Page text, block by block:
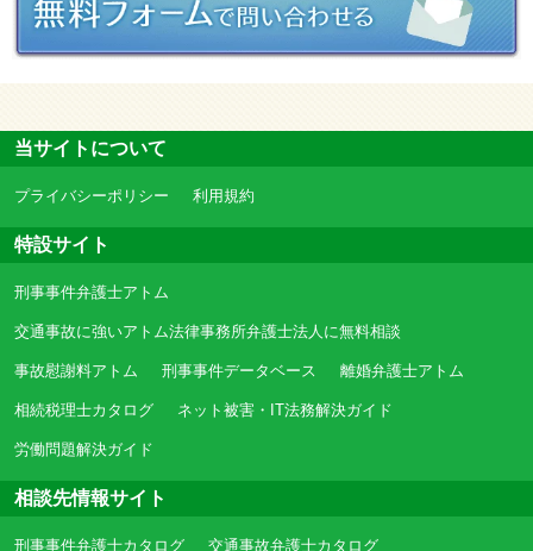
当サイトについて
プライバシーポリシー 利用規約
特設サイト
刑事事件弁護士アトム
交通事故に強いアトム法律事務所弁護士法人に無料相談
事故慰謝料アトム 刑事事件データベース 離婚弁護士アトム
相続税理士カタログ ネット被害・IT法務解決ガイド
労働問題解決ガイド
相談先情報サイト
刑事事件弁護士カタログ 交通事故弁護士カタログ